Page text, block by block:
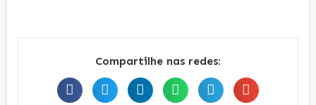
Compartilhe nas redes: